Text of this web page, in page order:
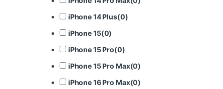
iPhone 14 Plus(0)
iPhone 15(0)
iPhone 15 Pro(0)
iPhone 15 Pro Max(0)
iPhone 16 Pro Max(0)